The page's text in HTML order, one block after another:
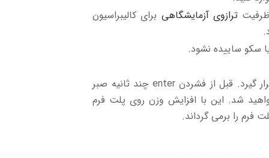
ترازوی آزمایشگاهی برای کالیبراسیون
سکو ساییده نشود.
وزن آزمون باید روی سکوی Ð و وزن کالیبراسیون در مرکز سکو قرار گیرد. قبل از فشردن enter چند ثانیه صبر
شد. این با افزایش وزن روی پلت فرم
فرم را برمی گرداند.